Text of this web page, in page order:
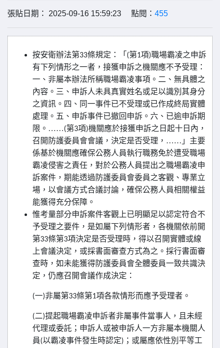
張貼日期： 2025-09-16 15:59:23 點閱： 455
按安衛辦法第33條規定：「 (第1項)職場霸凌之申訴
有下列情形之一者，接獲申訴之機關應不予受理：
一、非屬本辦法所稱職場霸凌事項。二、無具體之
內容。三、申訴人未具真實姓名或足以識別其身分
之資訊。四、同一事件已不受理或已作成終局實體
處理。五、申訴事件已撤回申訴。六、已逾申訴期
限。……(第3項)機關應於接獲申訴之日起十日內，
召開防護委員會會議，決定是否受理，……」主要
係基於機關應確保公務人員執行職務免於遭受職場
霸凌侵害之責任，對於公務人員提出之職場霸凌申
訴案件，期能透過防護委員會委員之客觀、專業立
場，以會議方式合議討論，確保公務人員相關權益
能獲得充分保障。
惟考量部分申訴案件客觀上已明顯足以認定符合不
予受理之要件，是如屬下列情形者，各機關依前開
第33條第3項決定是否受理時，得以召開實體或線
上會議決定，或採書面審查方式為之。採行書面審
查時，如未能獲得防護委員會全體委員一致共識決
定，仍應召開會議作成決定：
(一)非屬第33條第1項各款情形而應予受理者。
(二)提起職場霸凌申訴者非屬事件當事人，且未經
代理或委託；申訴人或被申訴人一方非屬本機關人
員(以霸凌事件發生時認定) ；或屬應依性別平等工